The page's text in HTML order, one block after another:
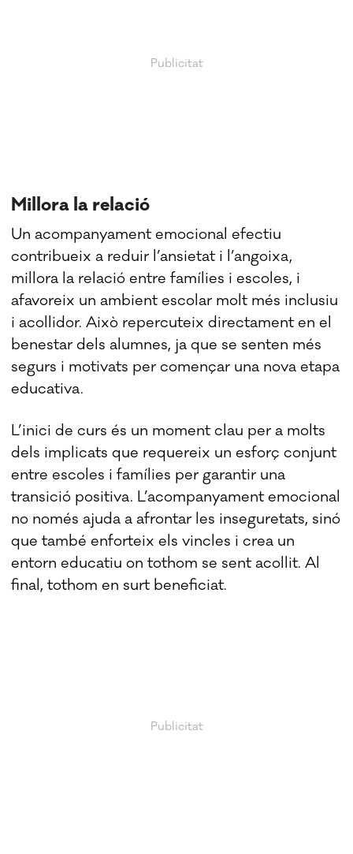
Millora la relació
Un acompanyament emocional efectiu
contribueix a reduir l’ansietat i l’angoixa,
millora la relació entre famílies i escoles, i
afavoreix un ambient escolar molt més inclusiu
i acollidor. Això repercuteix directament en el
benestar dels alumnes, ja que se senten més
segurs i motivats per començar una nova etapa
educativa.
L’inici de curs és un moment clau per a molts
dels implicats que requereix un esforç conjunt
entre escoles i famílies per garantir una
transició positiva. L’acompanyament emocional
no només ajuda a afrontar les inseguretats, sinó
que també enforteix els vincles i crea un
entorn educatiu on tothom se sent acollit. Al
final, tothom en surt beneficiat.